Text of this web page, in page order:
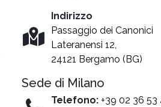
Indirizzo
Passaggio dei Canonici
Lateranensi 12,
24121 Bergamo (BG)
Sede di Milano
Telefono: +39 02 36 53